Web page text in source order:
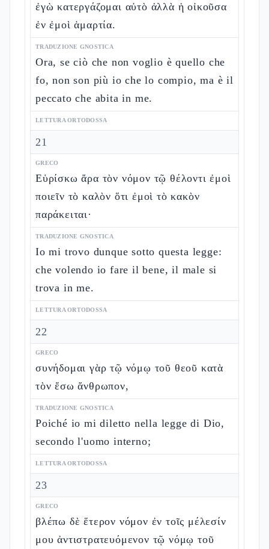
ἐγὼ κατεργάζομαι αὐτὸ ἀλλὰ ἡ οἰκοῦσα
ἐν ἐμοὶ ἁμαρτία.
TRADUZIONE GNOSTICA
Ora, se ciò che non voglio è quello che
fo, non son più io che lo compio, ma è il
peccato che abita in me.
LETTURA ORTODOSSA
21
GRECO
Εὑρίσκω ἄρα τὸν νόμον τῷ θέλοντι ἐμοὶ
ποιεῖν τὸ καλὸν ὅτι ἐμοὶ τὸ κακὸν
παράκειται·
TRADUZIONE GNOSTICA
Io mi trovo dunque sotto questa legge:
che volendo io fare il bene, il male si
trova in me.
LETTURA ORTODOSSA
22
GRECO
συνήδομαι γὰρ τῷ νόμῳ τοῦ θεοῦ κατὰ
τὸν ἔσω ἄνθρωπον,
TRADUZIONE GNOSTICA
Poiché io mi diletto nella legge di Dio,
secondo l'uomo interno;
LETTURA ORTODOSSA
23
GRECO
βλέπω δὲ ἕτερον νόμον ἐν τοῖς μέλεσίν
μου ἀντιστρατευόμενον τῷ νόμῳ τοῦ